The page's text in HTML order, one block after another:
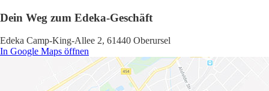
Dein Weg zum Edeka-Geschäft
Edeka Camp-King-Allee 2, 61440 Oberursel
In Google Maps öffnen